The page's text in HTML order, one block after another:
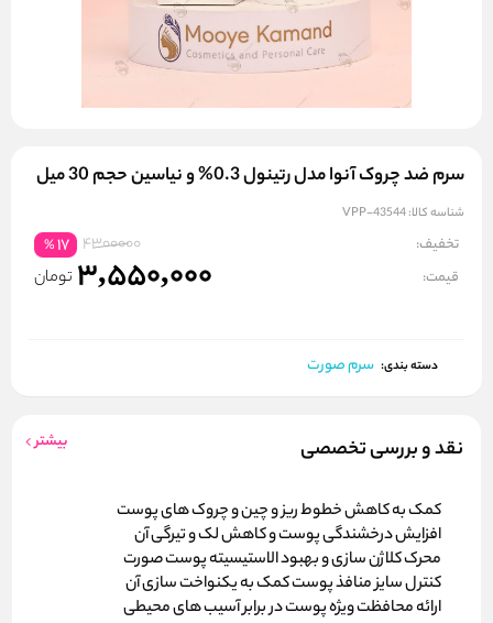
سرم ضد چروک آنوا مدل رتینول 0.3% و نیاسین حجم 30 میل
شناسه کالا:VPP-43544
تخفیف: 4300000
17
%
قیمت: 3,550,000 تومان
دسته بندی: سرم صورت
نقد و بررسی تخصصی بیشتر
کمک به کاهش خطوط ریز و چین و چروک‌ های پوست
افزایش درخشندگی پوست و کاهش لک و تیرگی آن
محرک کلاژن سازی و بهبود الاستیسیته پوست صورت
کنترل سایز منافذ پوست کمک به یکنواخت سازی آن
ارائه محافظت ویژه پوست در برابر آسیب های محیطی